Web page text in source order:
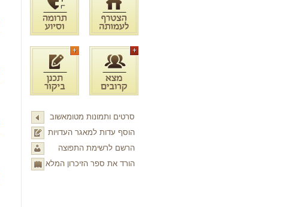
סרטים ותמונות מטומאשוב
הוסף עדות למאגר העדויות
הרשם לרשימת התפוצה
הורד את ספר הזיכרון המלא